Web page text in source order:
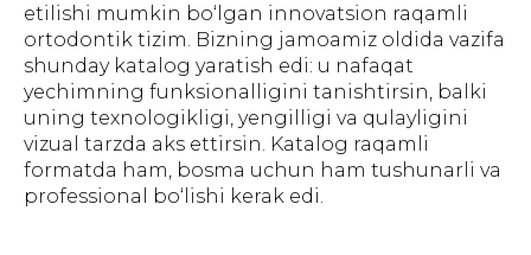
etilishi mumkin bo‘lgan innovatsion raqamli
ortodontik tizim. Bizning jamoamiz oldida vazifa
shunday katalog yaratish edi: u nafaqat
yechimning funksionalligini tanishtirsin, balki
uning texnologikligi, yengilligi va qulayligini
vizual tarzda aks ettirsin. Katalog raqamli
formatda ham, bosma uchun ham tushunarli va
professional bo‘lishi kerak edi.